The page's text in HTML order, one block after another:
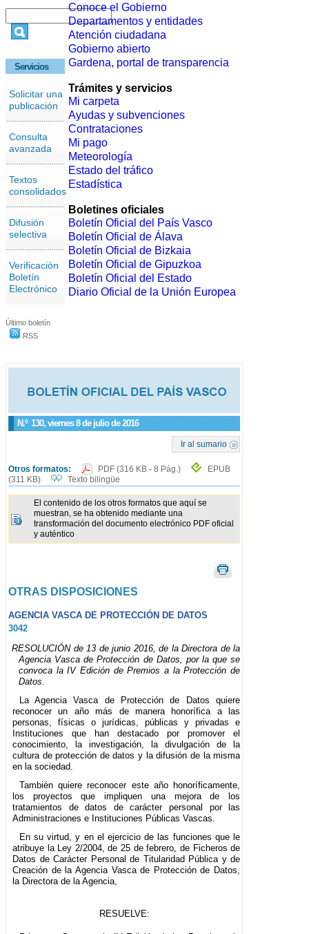
Servicios
Solicitar una
publicación
Consulta
avanzada
Textos
consolidados
Difusión
selectiva
Verificación
Boletín
Electrónico
Último boletín
RSS
N.º 130, viernes 8 de julio de 2016
Ir al sumario
Otros formatos: PDF (316 KB - 8 Pág.)
EPUB
(311 KB)
Texto bilingüe
El contenido de los otros formatos que aquí se
muestran, se ha obtenido mediante una
transformación del documento electrónico PDF oficial
y auténtico
OTRAS DISPOSICIONES
AGENCIA VASCA DE PROTECCIÓN DE DATOS
3042
RESOLUCIÓN de 13 de junio 2016, de la Directora de la
Agencia Vasca de Protección de Datos, por la que se
convoca la IV Edición de Premios a la Protección de
Datos.
La Agencia Vasca de Protección de Datos quiere
reconocer un año más de manera honorífica a las
personas, físicas o jurídicas, públicas y privadas e
Instituciones que han destacado por promover el
conocimiento, la investigación, la divulgación de la
cultura de protección de datos y la difusión de la misma
en la sociedad.
También quiere reconocer este año honoríficamente,
los proyectos que impliquen una mejora de los
tratamientos de datos de carácter personal por las
Administraciones e Instituciones Públicas Vascas.
En su virtud, y en el ejercicio de las funciones que le
atribuye la Ley 2/2004, de 25 de febrero, de Ficheros de
Datos de Carácter Personal de Titularidad Pública y de
Creación de la Agencia Vasca de Protección de Datos,
la Directora de la Agencia,
RESUELVE:
Conoce el Gobierno
Departamentos y entidades
Atención ciudadana
Gobierno abierto
Gardena, portal de transparencia
Trámites y servicios
Mi carpeta
Ayudas y subvenciones
Contrataciones
Mi pago
Meteorología
Estado del tráfico
Estadística
Boletines oficiales
Boletín Oficial del País Vasco
Boletín Oficial de Álava
Boletín Oficial de Bizkaia
Boletín Oficial de Gipuzkoa
Boletín Oficial del Estado
Diario Oficial de la Unión Europea